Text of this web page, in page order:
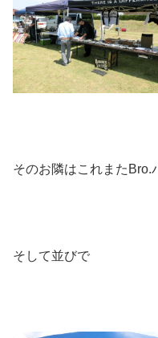
そのお隣はこれまたBro.
そして並びで